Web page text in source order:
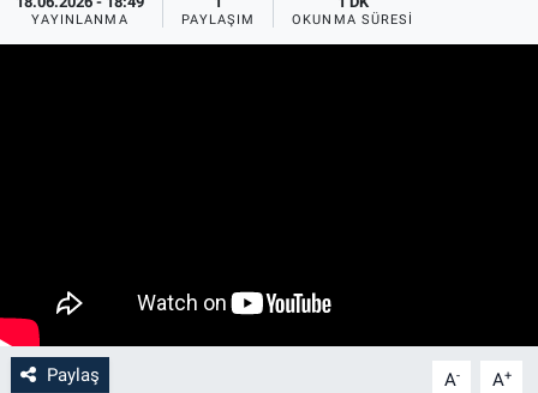
YAYINLANMA PAYLAŞIM OKUNMA SÜRESI
Paylaş A- A+